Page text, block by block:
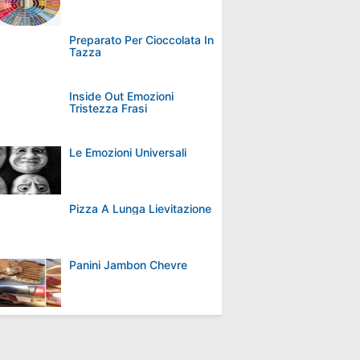
Preparato Per Cioccolata In
Tazza
Inside Out Emozioni
Tristezza Frasi
Le Emozioni Universali
Pizza A Lunga Lievitazione
Panini Jambon Chevre